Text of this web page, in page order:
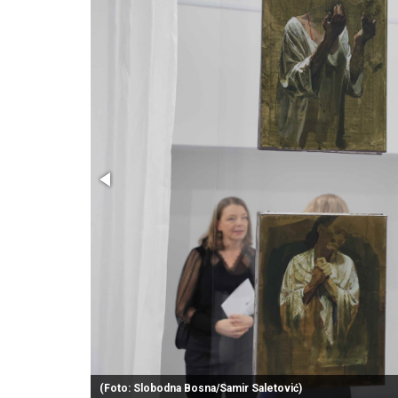
(Foto: Slobodna Bosna/Samir Saletović)